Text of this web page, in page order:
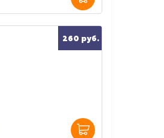
260 руб.